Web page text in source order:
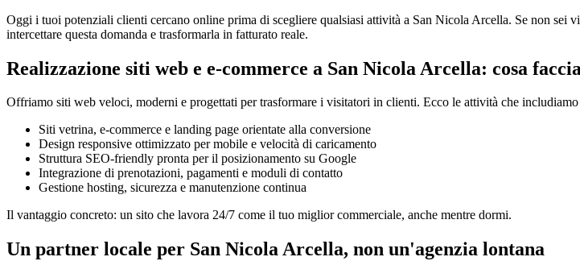
Oggi i tuoi potenziali clienti cercano online prima di scegliere qualsiasi attività a San Nicola Arcella. Se non sei
intercettare questa domanda e trasformarla in fatturato reale.
Realizzazione siti web e e-commerce a San Nicola Arcella: cosa
Offriamo siti web veloci, moderni e progettati per trasformare i visitatori in clienti. Ecco le attività che
Siti vetrina, e-commerce e landing page orientate alla conversione
Design responsive ottimizzato per mobile e velocità di caricamento
Struttura SEO-friendly pronta per il posizionamento su Google
Integrazione di prenotazioni, pagamenti e moduli di contatto
Gestione hosting, sicurezza e manutenzione continua
Il vantaggio concreto: un sito che lavora 24/7 come il tuo miglior commerciale, anche mentre dormi.
Un partner locale per San Nicola Arcella, non un'agenzia lontana